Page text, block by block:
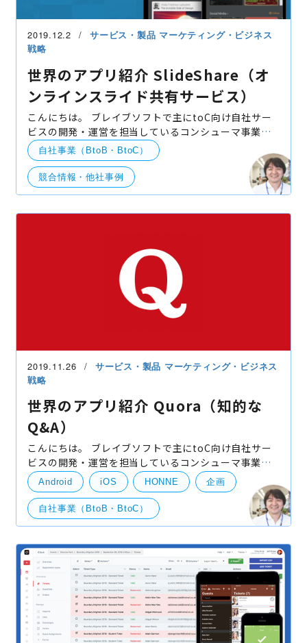
2019.12.2 サービス・製品 マーケティング・ビジネス
戦略
世界のアプリ紹介 SlideShare（オ
ンラインスライド共有サービス）
こんにちは。 ブレイブソフトで主にtoC向け自社サー
ビスの開発・運営を担当しているコンシューマ事業部
の伊藤です。 世界のアプリ動向に目を向けつつ、日本
でもそれを体験できるものという範囲で個人的に
自社事業（BtoB・BtoC）
競合情報・他社事例
2019.11.26 サービス・製品 マーケティング・ビジネス
戦略
世界のアプリ紹介 Quora（知的な
Q&A）
こんにちは。 ブレイブソフトで主にtoC向け自社サー
ビスの開発・運営を担当しているコンシューマ事業部
の伊藤です。 世界のアプリ動向に目を向けつつ、日本
でもそれを体験できるものという範囲で、 個人的に
「こ
Android iOS HONNE 企画
自社事業（BtoB・BtoC）